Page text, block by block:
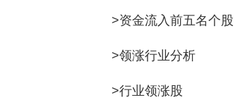
>资金流入前五名个股
>领涨行业分析
>行业领涨股